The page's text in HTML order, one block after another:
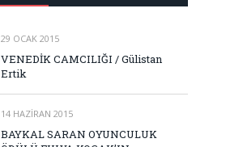
29 OCAK 2015
VENEDİK CAMCILIĞI / Gülistan
Ertik
14 HAZIRAN 2015
BAYKAL SARAN OYUNCULUK